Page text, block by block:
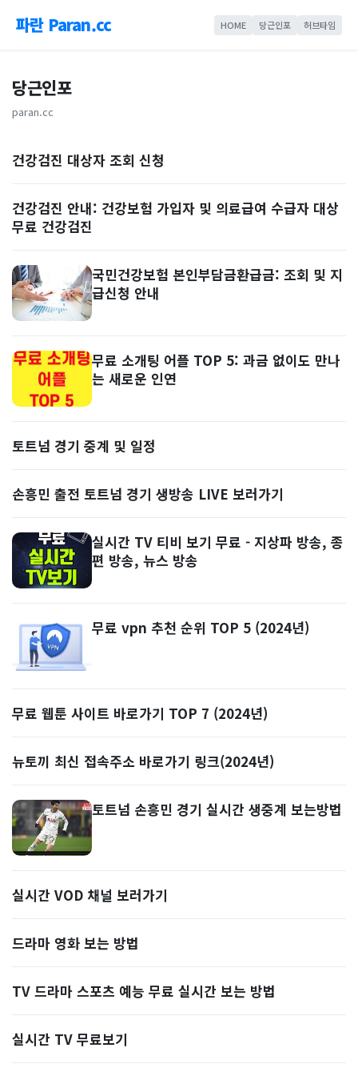
파란 Paran.cc HOME 당근인포 허브타임
당근인포
paran.cc
건강검진 대상자 조회 신청
건강검진 안내: 건강보험 가입자 및 의료급여 수급자 대상
무료 건강검진
국민건강보험 본인부담금환급금: 조회 및 지
급신청 안내
무료 소개팅 어플 TOP 5: 과금 없이도 만나
는 새로운 인연
토트넘 경기 중계 및 일정
손흥민 출전 토트넘 경기 생방송 LIVE 보러가기
실시간 TV 티비 보기 무료 - 지상파 방송, 종
편 방송, 뉴스 방송
무료 vpn 추천 순위 TOP 5 (2024년)
무료 웹툰 사이트 바로가기 TOP 7 (2024년)
뉴토끼 최신 접속주소 바로가기 링크(2024년)
토트넘 손흥민 경기 실시간 생중계 보는방법
실시간 VOD 채널 보러가기
드라마 영화 보는 방법
TV 드라마 스포츠 예능 무료 실시간 보는 방법
실시간 TV 무료보기